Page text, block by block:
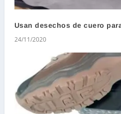
Usan desechos de cuero
24/11/2020